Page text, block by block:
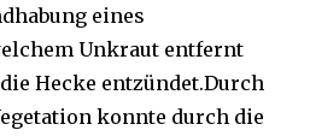
eines
Unkraut entfernt
Hecke entzündet.Durch
konnte durch die